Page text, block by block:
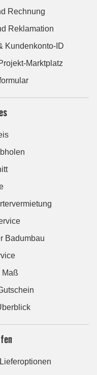
Rechnung
Reklamation
Kundenkonto-ID
Marktplatz
Badumbau
Maß